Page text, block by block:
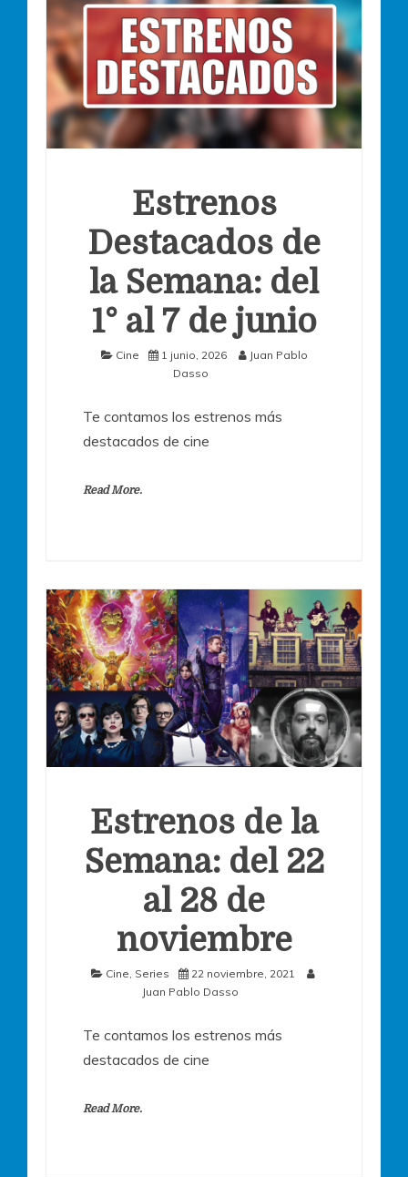
Estrenos
Destacados de
la Semana: del
1° al 7 de junio
Cine 1 junio, 2026
Juan Pablo
Dasso
Te contamos los estrenos más
destacados de cine
Read More.
Estrenos de la
Semana: del 22
al 28 de
noviembre
Cine, Series
22 noviembre, 2021
Juan Pablo Dasso
Te contamos los estrenos más
destacados de cine
Read More.